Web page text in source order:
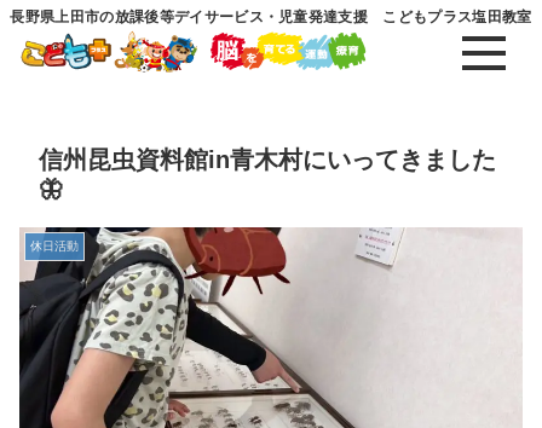
長野県上田市の放課後等デイサービス・児童発達支援 こどもプラス塩田教室
信州昆虫資料館in青木村にいってきました
🦋
休日活動